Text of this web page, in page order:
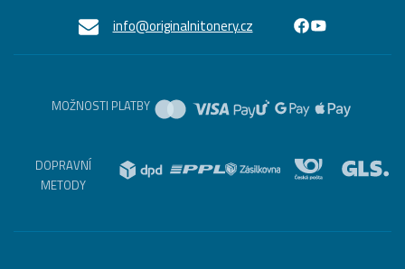
info@originalnitonery.cz
MOŽNOSTI PLATBY
DOPRAVNÍ
METODY